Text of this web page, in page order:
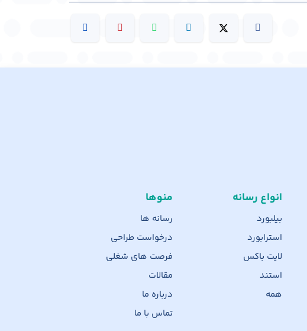
منوها
رسانه ها
درخواست طراحی
فرصت های شغلی
مقالات
درباره ما
تماس با ما
انواع رسانه
بیلبورد
استرابورد
لایت باکس
استند
همه